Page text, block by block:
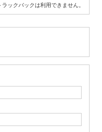
ラックバックは利用できません。